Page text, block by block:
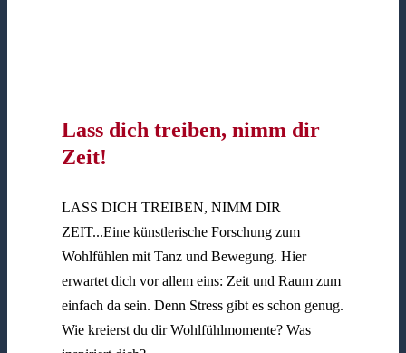
Lass dich treiben, nimm dir
Zeit!
LASS DICH TREIBEN, NIMM DIR
ZEIT...Eine künstlerische Forschung zum
Wohlfühlen mit Tanz und Bewegung. Hier
erwartet dich vor allem eins: Zeit und Raum zum
einfach da sein. Denn Stress gibt es schon genug.
Wie kreierst du dir Wohlfühlmomente? Was